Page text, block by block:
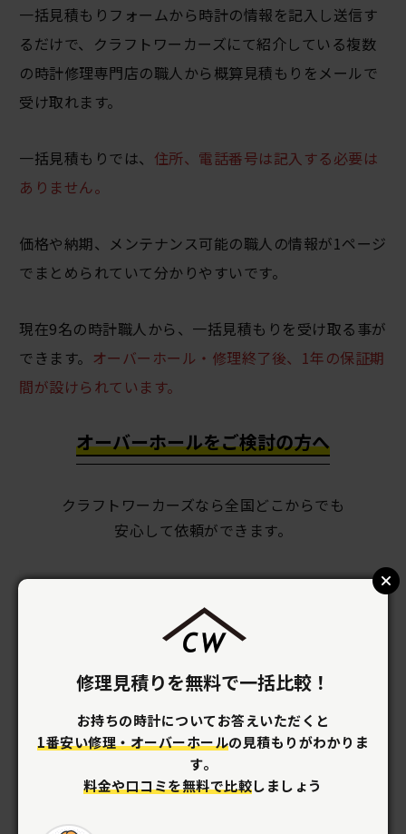
一括見積もりフォームから時計の情報を記入し送信す
るだけで、クラフトワーカーズにて紹介している複数
の時計修理専門店の職人から概算見積もりをメールで
受け取れます。
一括見積もりでは、 住所、電話番号は記入する必要は
ありません。
価格や納期、メンテナンス可能の職人の情報が1ページ
でまとめられていて分かりやすいです。
現在9名の時計職人から、一括見積もりを受け取る事が
できます。 オーバーホール・修理終了後、1年の保証期
間が設けられています。
オーバーホールをご検討の方へ
クラフトワーカーズなら全国どこからでも
安心して依頼ができます。
クラフトワーカーズの特徴
修理料金を比較できる
職人全員に一括見積りで料金比較が
できます。
修理見積りを無料で一括比較！
お持ちの時計についてお答えいただくと
1番安い修理・オーバーホールの見積もりがわかりま
す。
料金や口コミを無料で比較しましょう